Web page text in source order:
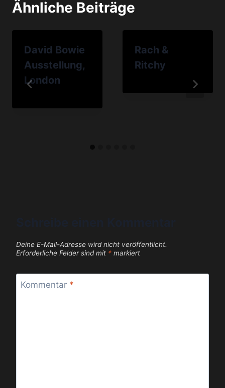
Ähnliche Beiträge
David Bowie
Ausstellung,
London
Rach &
Ritchy
Deine E-Mail-Adresse wird nicht veröffentlicht.
Erforderliche Felder sind mit * markiert
Kommentar *